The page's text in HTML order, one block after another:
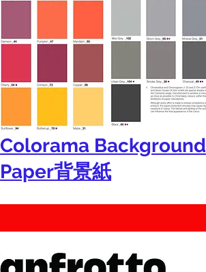
Colorama Background
Paper背景紙